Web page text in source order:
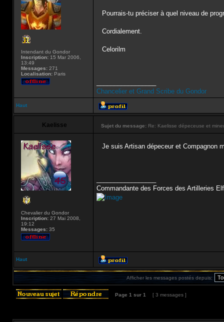
Intendant du Gondor
Inscription: 15 Mar 2006,
13:49
Messages: 271
Localisation: Paris
Pourrais-tu préciser à quel niveau de
Cordialement.
Celorilm
Chancelier et Grand Scribe du Gondor
Haut
Kaelisse Sujet du message: Re: Kaelisse dépeceuse et
Chevalier du Gondor
Inscription: 27 Mai 2008,
19:12
Messages: 35
Je suis Artisan dépeceur et Compagnon
Commandante des Forces des Artilleries
Haut
Afficher les messages postés depuis:
Page 1 sur 1 [ 3 messages ]